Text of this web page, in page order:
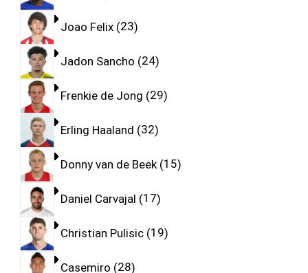
Joao Felix 23
Jadon Sancho 24
Frenkie de Jong 29
Erling Haaland 32
Donny van de Beek 15
Daniel Carvajal 17
Christian Pulisic 19
Casemiro 28